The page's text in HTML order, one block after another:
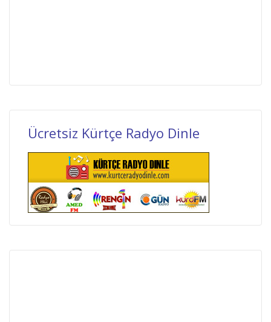
Ücretsiz Kürtçe Radyo Dinle